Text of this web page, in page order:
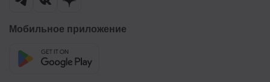
Мобильное приложение